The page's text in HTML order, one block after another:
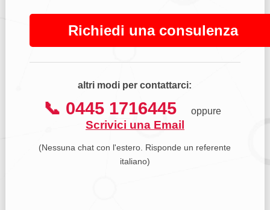
Richiedi una consulenza
altri modi per contattarci:
📞 0445 1716445 oppure
Scrivici una Email
(Nessuna chat con l'estero. Risponde un referente
italiano)